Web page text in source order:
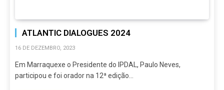
ATLANTIC DIALOGUES 2024
16 DE DEZEMBRO, 2023
Em Marraquexe o Presidente do IPDAL, Paulo Neves,
participou e foi orador na 12ª edição…